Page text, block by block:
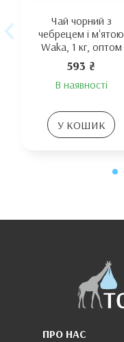
Чай чорний з
чебрецем і м'ятою
Waka, 1 кг, оптом
593 ₴
В наявності
У КОШИК
ПРО НАС